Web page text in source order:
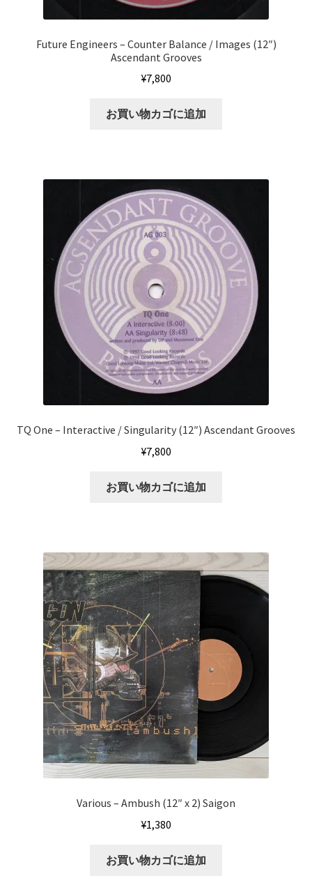
Future Engineers – Counter Balance / Images (12″)
Ascendant Grooves
¥7,800
お買い物カゴに追加
TQ One – Interactive / Singularity (12″) Ascendant Grooves
¥7,800
お買い物カゴに追加
Various – Ambush (12″ x 2) Saigon
¥1,380
お買い物カゴに追加